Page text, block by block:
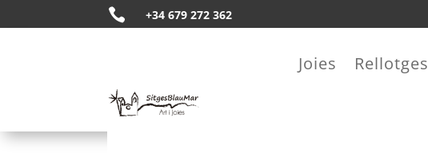
 +34 679 272 362
Joies Rellotges